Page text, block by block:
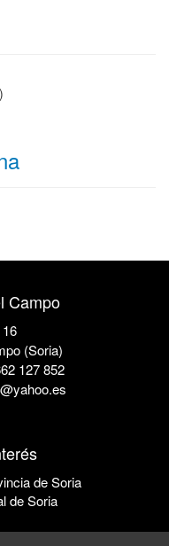
Campo
(Soria)
127 852
de Soria
de Soria